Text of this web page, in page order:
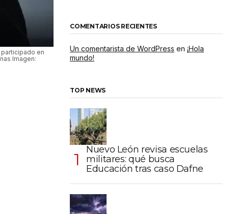
participado en
Imagen:
COMENTARIOS RECIENTES
Un comentarista de WordPress en ¡Hola
mundo!
TOP NEWS
Nuevo León revisa escuelas
militares: qué busca
Educación tras caso Dafne